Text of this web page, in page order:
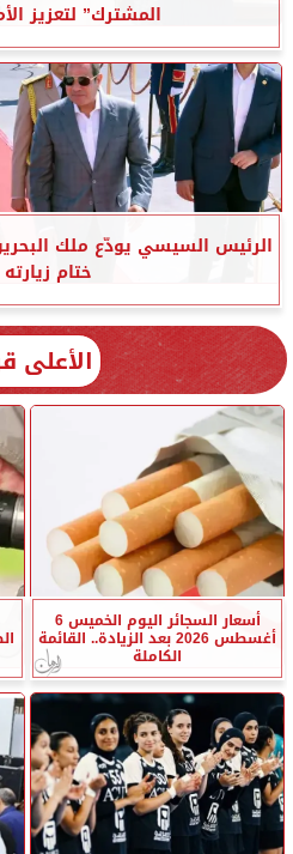
المشترك” لتعزيز
الرئيس السيسي يودّع ملك
ختام
الأعلى
أسعار السجائر اليوم الخميس 6
أغسطس 2026 بعد الزيادة.. القائمة
الكاملة